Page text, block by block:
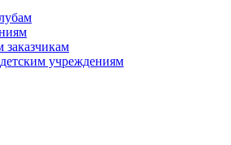
заказчикам
учреждениям